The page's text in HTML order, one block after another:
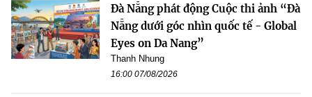
Đà Nẵng phát động Cuộc thi ảnh “Đà
Nẵng dưới góc nhìn quốc tế - Global
Eyes on Da Nang”
Thanh Nhung
16:00 07/08/2026